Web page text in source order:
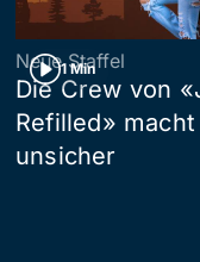
1 Min
Neue Staffel
Die Crew von
Refilled»
unsicher